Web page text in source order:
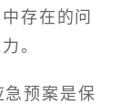
存在的问
。
预案是保